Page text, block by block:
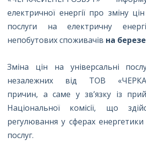
електричної енергії про зміну
послуги на електричну
непобутових споживачів на
Зміна цін на універсальні
незалежних від ТОВ
причин, а саме у зв’язку із
Національної комісії, що
регулювання у сферах
послуг.